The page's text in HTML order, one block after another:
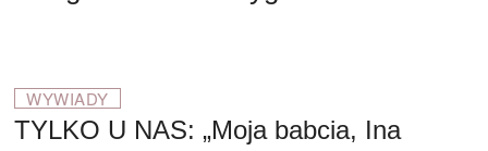
WYWIADY
TYLKO U NAS: „Moja babcia, Ina